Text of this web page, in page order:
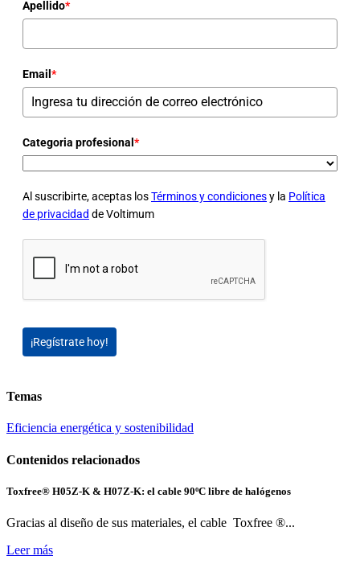
Apellido*
Email *
Categoria profesional *
Al suscribirte, aceptas losTérminos y condicionesy la Política
de privacidad de Voltimum
¡Regístrate hoy!
Temas
Eficiencia energética y sostenibilidad
Contenidos relacionados
Toxfree® H05Z-K & H07Z-K: el cable 90ºC libre de halógenos
Gracias al diseño de sus materiales, el cable Toxfree ®...
Leer más